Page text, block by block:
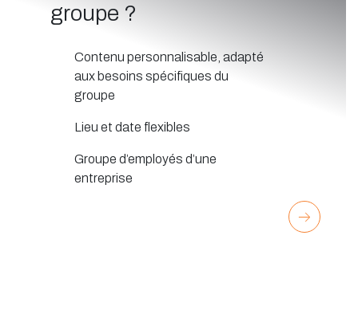
groupe ?
Contenu personnalisable, adapté
aux besoins spécifiques du
groupe
Lieu et date flexibles
Groupe d’employés d’une
entreprise